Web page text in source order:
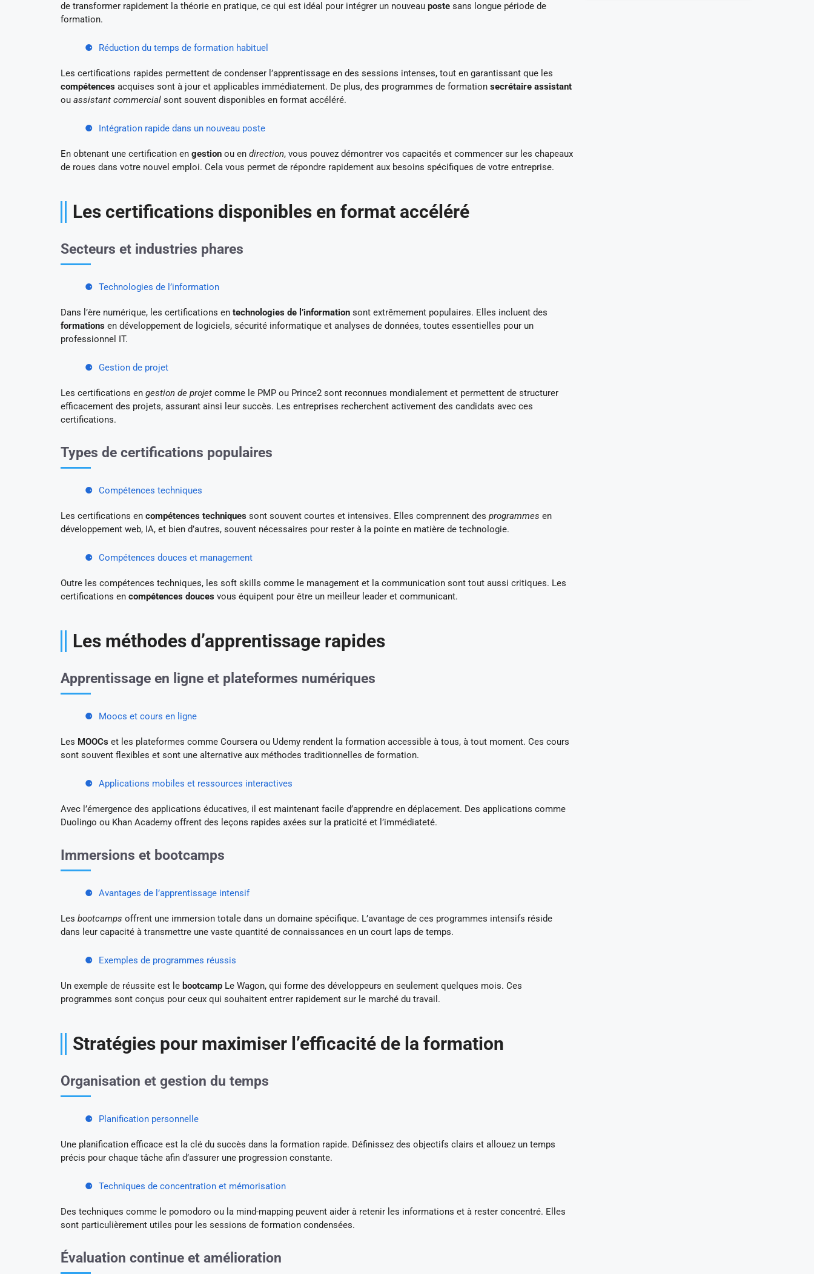
de transformer rapidement la théorie en pratique, ce qui est idéal pour intégrer un nouveau poste sans longue période de
formation.
Réduction du temps de formation habituel
Les certifications rapides permettent de condenser l’apprentissage en des sessions intenses, tout en garantissant que les
compétences acquises sont à jour et applicables immédiatement. De plus, des programmes de formation secrétaire assistant
ou assistant commercial sont souvent disponibles en format accéléré.
Intégration rapide dans un nouveau poste
En obtenant une certification en gestion ou en direction, vous pouvez démontrer vos capacités et commencer sur les chapeaux
de roues dans votre nouvel emploi. Cela vous permet de répondre rapidement aux besoins spécifiques de votre entreprise.
Les certifications disponibles en format accéléré
Secteurs et industries phares
Technologies de l’information
Dans l’ère numérique, les certifications en technologies de l’information sont extrêmement populaires. Elles incluent des
formations en développement de logiciels, sécurité informatique et analyses de données, toutes essentielles pour un
professionnel IT.
Gestion de projet
Les certifications en gestion de projet comme le PMP ou Prince2 sont reconnues mondialement et permettent de structurer
efficacement des projets, assurant ainsi leur succès. Les entreprises recherchent activement des candidats avec ces
certifications.
Types de certifications populaires
Compétences techniques
Les certifications en compétences techniques sont souvent courtes et intensives. Elles comprennent des programmes en
développement web, IA, et bien d’autres, souvent nécessaires pour rester à la pointe en matière de technologie.
Compétences douces et management
Outre les compétences techniques, les soft skills comme le management et la communication sont tout aussi critiques. Les
certifications en compétences douces vous équipent pour être un meilleur leader et communicant.
Les méthodes d’apprentissage rapides
Apprentissage en ligne et plateformes numériques
Moocs et cours en ligne
Les MOOCs et les plateformes comme Coursera ou Udemy rendent la formation accessible à tous, à tout moment. Ces cours
sont souvent flexibles et sont une alternative aux méthodes traditionnelles de formation.
Applications mobiles et ressources interactives
Avec l’émergence des applications éducatives, il est maintenant facile d’apprendre en déplacement. Des applications comme
Duolingo ou Khan Academy offrent des leçons rapides axées sur la praticité et l’immédiateté.
Immersions et bootcamps
Avantages de l’apprentissage intensif
Les bootcamps offrent une immersion totale dans un domaine spécifique. L’avantage de ces programmes intensifs réside
dans leur capacité à transmettre une vaste quantité de connaissances en un court laps de temps.
Exemples de programmes réussis
Un exemple de réussite est le bootcamp Le Wagon, qui forme des développeurs en seulement quelques mois. Ces
programmes sont conçus pour ceux qui souhaitent entrer rapidement sur le marché du travail.
Stratégies pour maximiser l’efficacité de la formation
Organisation et gestion du temps
Planification personnelle
Une planification efficace est la clé du succès dans la formation rapide. Définissez des objectifs clairs et allouez un temps
précis pour chaque tâche afin d’assurer une progression constante.
Techniques de concentration et mémorisation
Des techniques comme le pomodoro ou la mind-mapping peuvent aider à retenir les informations et à rester concentré. Elles
sont particulièrement utiles pour les sessions de formation condensées.
Évaluation continue et amélioration